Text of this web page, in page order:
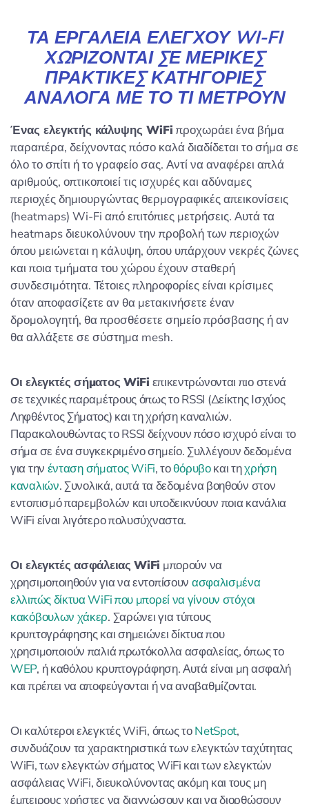
ΤΑ ΕΡΓΑΛΕΊΑ ΕΛΈΓΧΟΥ WI-FI
ΧΩΡΊΖΟΝΤΑΙ ΣΕ ΜΕΡΙΚΈΣ
ΠΡΑΚΤΙΚΈΣ ΚΑΤΗΓΟΡΊΕΣ
ΑΝΆΛΟΓΑ ΜΕ ΤΟ ΤΙ ΜΕΤΡΟΎΝ
Ένας ελεγκτής κάλυψης WiFi προχωράει ένα βήμα
παραπέρα, δείχνοντας πόσο καλά διαδίδεται το σήμα σε
όλο το σπίτι ή το γραφείο σας. Αντί να αναφέρει απλά
αριθμούς, οπτικοποιεί τις ισχυρές και αδύναμες
περιοχές δημιουργώντας θερμογραφικές απεικονίσεις
(heatmaps) Wi-Fi από επιτόπιες μετρήσεις. Αυτά τα
heatmaps διευκολύνουν την προβολή των περιοχών
όπου μειώνεται η κάλυψη, όπου υπάρχουν νεκρές ζώνες
και ποια τμήματα του χώρου έχουν σταθερή
συνδεσιμότητα. Τέτοιες πληροφορίες είναι κρίσιμες
όταν αποφασίζετε αν θα μετακινήσετε έναν
δρομολογητή, θα προσθέσετε σημείο πρόσβασης ή αν
θα αλλάξετε σε σύστημα mesh.
Οι ελεγκτές σήματος WiFi επικεντρώνονται πιο στενά
σε τεχνικές παραμέτρους όπως το RSSI (Δείκτης Ισχύος
Ληφθέντος Σήματος) και τη χρήση καναλιών.
Παρακολουθώντας το RSSI δείχνουν πόσο ισχυρό είναι το
σήμα σε ένα συγκεκριμένο σημείο. Συλλέγουν δεδομένα
για την ένταση σήματος WiFi, τοθόρυβοκαι τηχρήση
καναλιών. Συνολικά, αυτά τα δεδομένα βοηθούν στον
εντοπισμό παρεμβολών και υποδεικνύουν ποια κανάλια
WiFi είναι λιγότερο πολυσύχναστα.
Οι ελεγκτές ασφάλειας WiFi μπορούν να
χρησιμοποιηθούν για να εντοπίσουν ασφαλισμένα
ελλιπώς δίκτυα WiFi που μπορεί να γίνουν στόχοι
κακόβουλων χάκερ. Σαρώνει για τύπους
κρυπτογράφησης και σημειώνει δίκτυα που
χρησιμοποιούν παλιά πρωτόκολλα ασφαλείας, όπως το
WEP, ή καθόλου κρυπτογράφηση. Αυτά είναι μη ασφαλή
και πρέπει να αποφεύγονται ή να αναβαθμίζονται.
Οι καλύτεροι ελεγκτές WiFi, όπως τοNetSpot,
συνδυάζουν τα χαρακτηριστικά των ελεγκτών ταχύτητας
WiFi, των ελεγκτών σήματος WiFi και των ελεγκτών
ασφάλειας WiFi, διευκολύνοντας ακόμη και τους μη
έμπειρους χρήστες να διαγνώσουν και να διορθώσουν